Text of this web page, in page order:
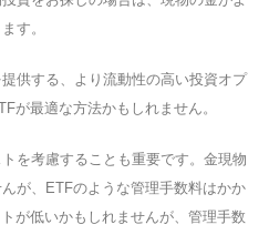
す。
供する、より流動性の高い投資オプ
が最適な方法かもしれません。
を考慮することも重要です。金現物
が、ETFのような管理手数料はかか
が低いかもしれませんが、管理手数